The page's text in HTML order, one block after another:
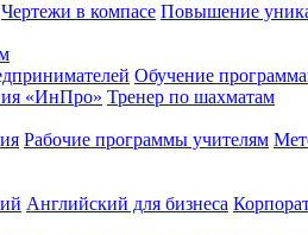
Чертежи в компасе Повышение
Обучение
«ИнПро» Тренер по шахматам
Рабочие программы учителям
Английский для бизнеса